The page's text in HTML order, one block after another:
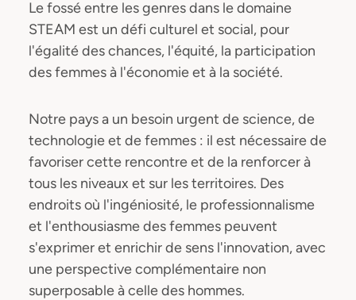
Le fossé entre les genres dans le domaine
STEAM est un défi culturel et social, pour
l'égalité des chances, l'équité, la participation
des femmes à l'économie et à la société.
Notre pays a un besoin urgent de science, de
technologie et de femmes : il est nécessaire de
favoriser cette rencontre et de la renforcer à
tous les niveaux et sur les territoires. Des
endroits où l'ingéniosité, le professionnalisme
et l'enthousiasme des femmes peuvent
s'exprimer et enrichir de sens l'innovation, avec
une perspective complémentaire non
superposable à celle des hommes.